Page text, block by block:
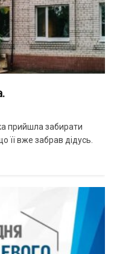
прийшла забирати
її вже забрав дідусь.